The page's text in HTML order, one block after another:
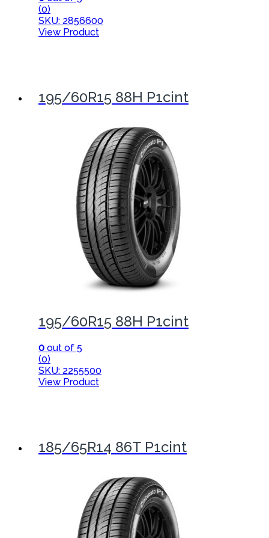
(0)
SKU: 2856600
View Product
195/60R15 88H P1cint
195/60R15 88H P1cint
0 out of 5
(0)
SKU: 2255500
View Product
185/65R14 86T P1cint